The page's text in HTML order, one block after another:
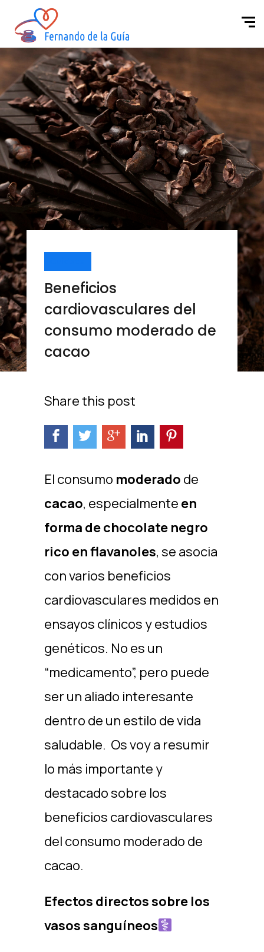
Beneficios
cardiovasculares del
consumo moderado de
cacao
Share this post
El consumo moderado de
cacao, especialmente en
forma de chocolate negro
rico en flavanoles, se asocia
con varios beneficios
cardiovasculares medidos en
ensayos clínicos y estudios
genéticos. No es un
“medicamento”, pero puede
ser un aliado interesante
dentro de un estilo de vida
saludable. Os voy a resumir
lo más importante y
destacado sobre los
beneficios cardiovasculares
del consumo moderado de
cacao.
Efectos directos sobre los
vasos sanguíneos